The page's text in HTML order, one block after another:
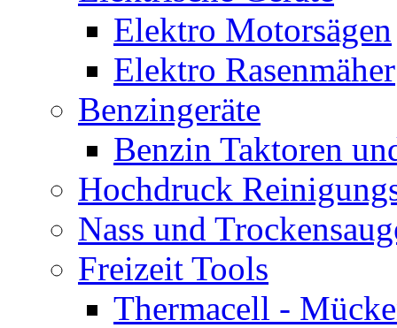
Elektro Motorsägen
Elektro Rasenmäher
Benzingeräte
Benzin Taktoren
Hochdruck
Nass und
Freizeit Tools
Thermacell -